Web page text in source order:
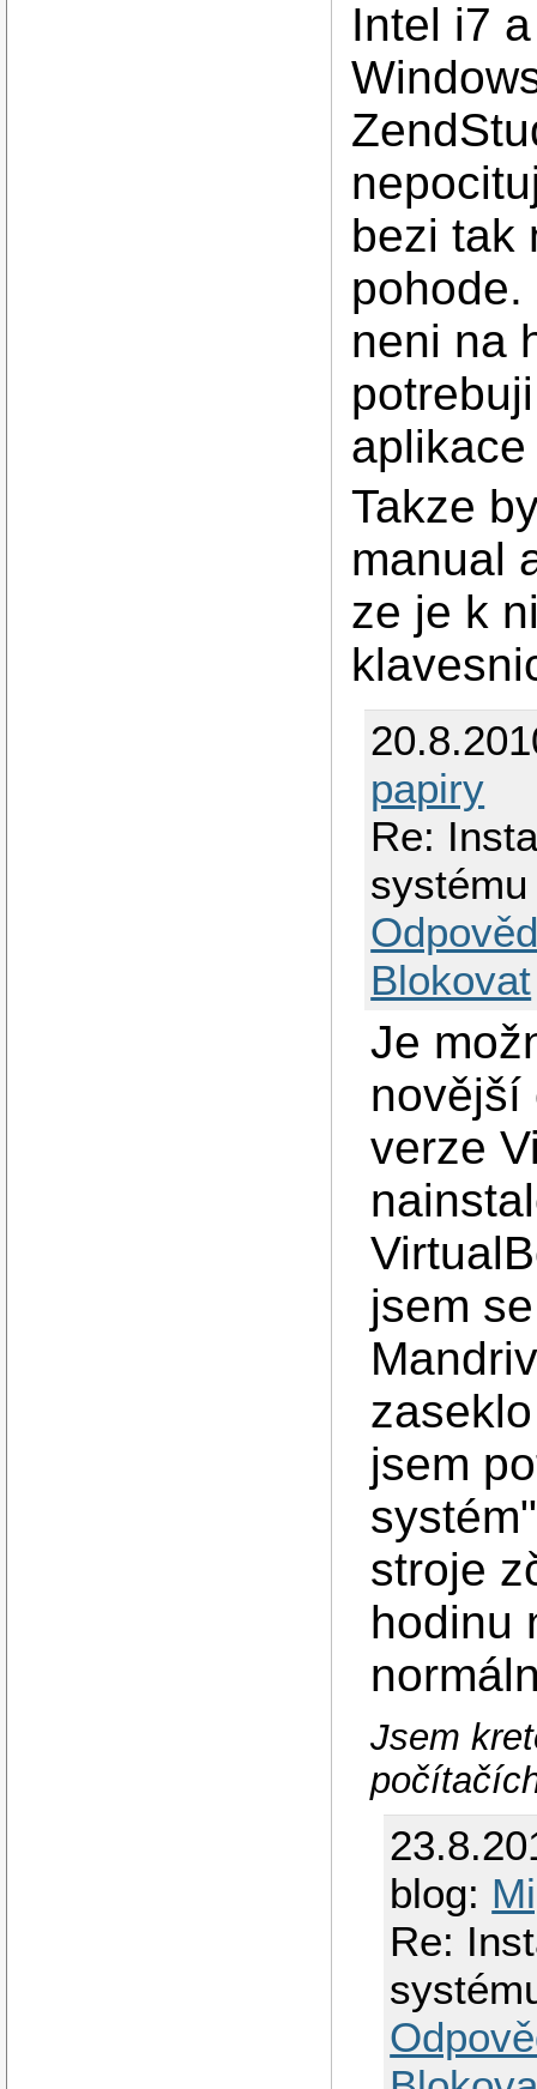
Intel i7
bezi tak
neni na
Takze
manual
ze je k
papiry
Re:
systému
Blokovat
Je
novější
verze
jsem
jsem
stroje
hodinu
Jsem
blog:
Re: